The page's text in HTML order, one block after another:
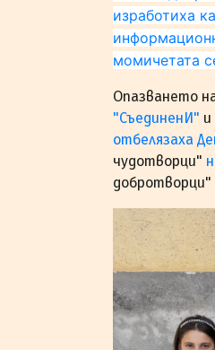
изработиха
момичетата
Опазването
"СъединенИ" и
отбелязаха
чудотворци"
добротворци"